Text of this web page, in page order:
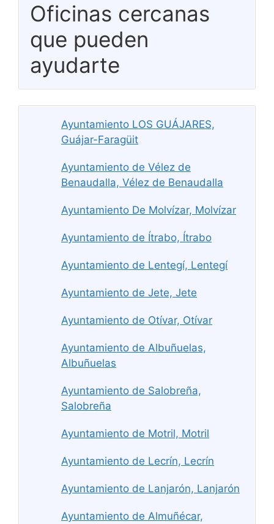
Oficinas cercanas
que pueden
ayudarte
Ayuntamiento LOS GUÁJARES,
Guájar-Faragüit
Ayuntamiento de Vélez de
Benaudalla, Vélez de Benaudalla
Ayuntamiento De Molvízar, Molvízar
Ayuntamiento de Ítrabo, Ítrabo
Ayuntamiento de Lentegí, Lentegí
Ayuntamiento de Jete, Jete
Ayuntamiento de Otívar, Otívar
Ayuntamiento de Albuñuelas,
Albuñuelas
Ayuntamiento de Salobreña,
Salobreña
Ayuntamiento de Motril, Motril
Ayuntamiento de Lecrín, Lecrín
Ayuntamiento de Lanjarón, Lanjarón
Ayuntamiento de Almuñécar,